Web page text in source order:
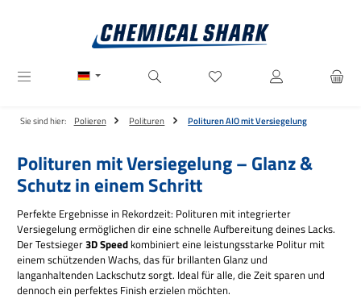
Du hast 0 Produkte auf dem
Sie sind hier: Polieren Polituren Polituren AIO mit Versiegelung
Polituren mit Versiegelung – Glanz &
Schutz in einem Schritt
Perfekte Ergebnisse in Rekordzeit: Polituren mit integrierter
Versiegelung ermöglichen dir eine schnelle Aufbereitung deines Lacks.
Der Testsieger3D Speed kombiniert eine leistungsstarke Politur mit
einem schützenden Wachs, das für brillanten Glanz und
langanhaltenden Lackschutz sorgt. Ideal für alle, die Zeit sparen und
dennoch ein perfektes Finish erzielen möchten.